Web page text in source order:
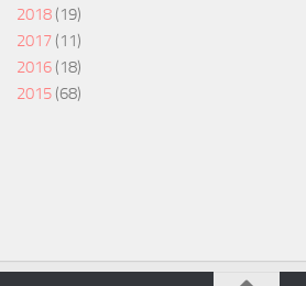
2018 (19)
2017 (11)
2016 (18)
2015 (68)